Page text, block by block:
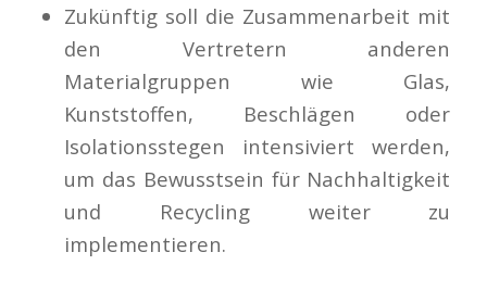
Zukünftig soll die Zusammenarbeit mit
den Vertretern anderen
Materialgruppen wie Glas,
Kunststoffen, Beschlägen oder
Isolationsstegen intensiviert werden,
um das Bewusstsein für Nachhaltigkeit
und Recycling weiter zu
implementieren.